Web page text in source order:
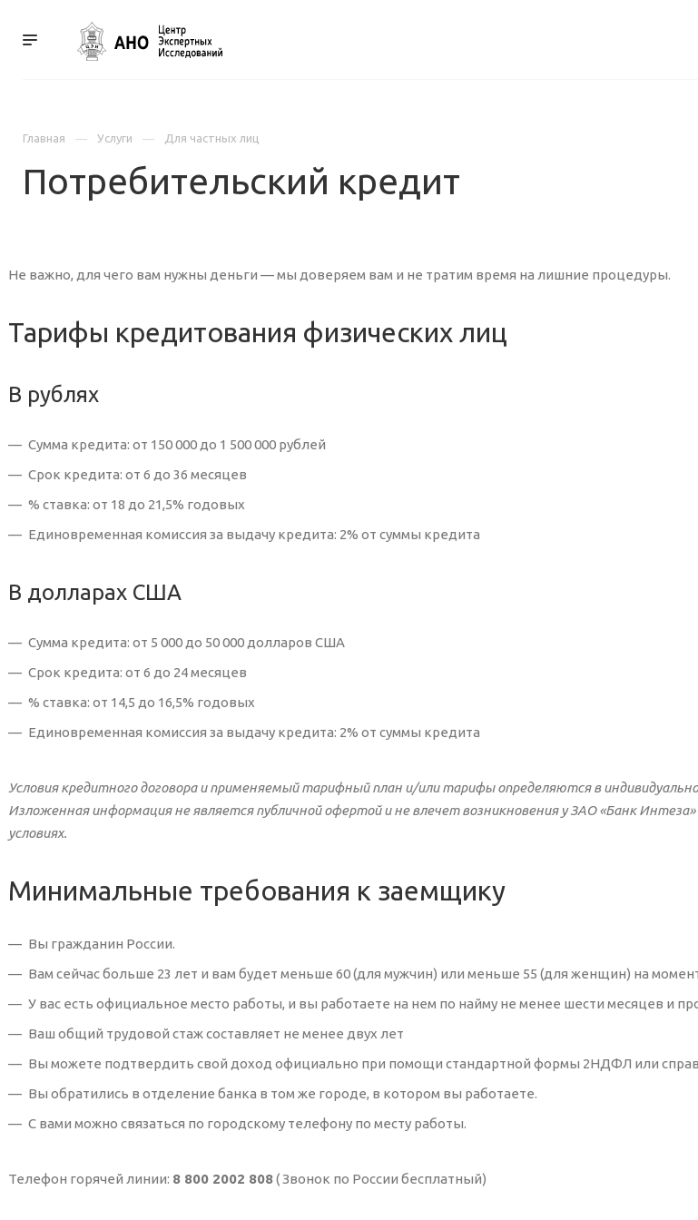
Главная Услуги Для частных лиц
Потребительский кредит
Не важно, для чего вам нужны деньги — мы доверяем вам и не тратим время на лишние процедуры.
Тарифы кредитования физических лиц
В рублях
Сумма кредита: от 150 000 до 1 500 000 рублей
Срок кредита: от 6 до 36 месяцев
% ставка: от 18 до 21,5% годовых
Единовременная комиссия за выдачу кредита: 2% от суммы кредита
В долларах США
Сумма кредита: от 5 000 до 50 000 долларов США
Срок кредита: от 6 до 24 месяцев
% ставка: от 14,5 до 16,5% годовых
Единовременная комиссия за выдачу кредита: 2% от суммы кредита
Условия кредитного договора и применяемый тарифный план и/или тарифы определяются в
Изложенная информация не является публичной офертой и не влечет возникновения у ЗАО «Банк
условиях.
Минимальные требования к заемщику
Вы гражданин России.
Вам сейчас больше 23 лет и вам будет меньше 60 (для мужчин) или меньше 55 (для женщин) на
У вас есть официальное место работы, и вы работаете на нем по найму не менее шести месяцев и
Ваш общий трудовой стаж составляет не менее двух лет
Вы можете подтвердить свой доход официально при помощи стандартной формы 2НДФЛ или
Вы обратились в отделение банка в том же городе, в котором вы работаете.
С вами можно связаться по городскому телефону по месту работы.
Телефон горячей линии: 8 800 2002 808( Звонок по России бесплатный)